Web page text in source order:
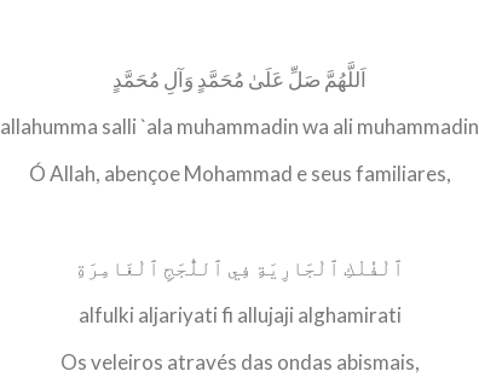
اَللَّهُمَّ صَلِّ عَلَىٰ مُحَمَّدٍ وَآلِ مُحَمَّدٍ
allahumma salli `ala muhammadin wa ali muhammadin
Ó Allah, abençoe Mohammad e seus familiares,
ٱلْفُلْكِ ٱلْجَارِيَةِ فِي ٱللُّجَجِ ٱلْغَامِرَةِ
alfulki aljariyati fi allujaji alghamirati
Os veleiros através das ondas abismais,